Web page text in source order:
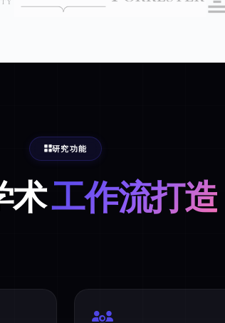
研究功能
术工作流打造